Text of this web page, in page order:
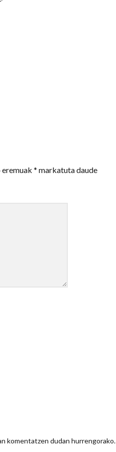
eremuak* markatuta daude
komentatzen dudan hurrengorako.